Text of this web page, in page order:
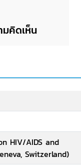
คิดเห็น
HIV/AIDS and
Switzerland)